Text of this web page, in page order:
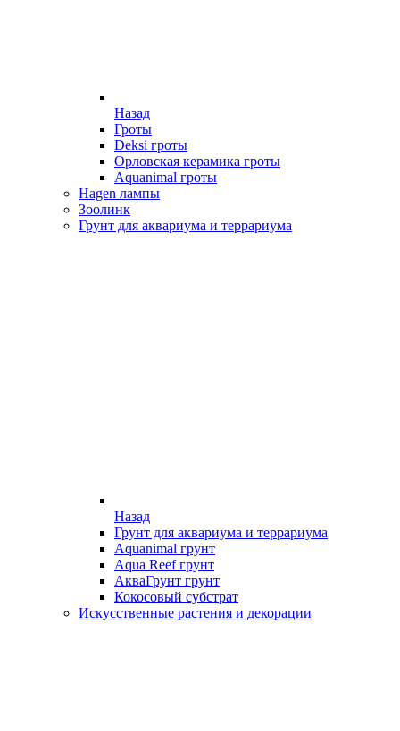
Назад
Гроты
Deksi гроты
Орловская керамика гроты
Aquanimal гроты
Hagen лампы
Зоолинк
Грунт для аквариума и террариума
Назад
Грунт для аквариума и террариума
Aquanimal грунт
Aqua Reef грунт
АкваГрунт грунт
Кокосовый субстрат
Искусственные растения и декорации